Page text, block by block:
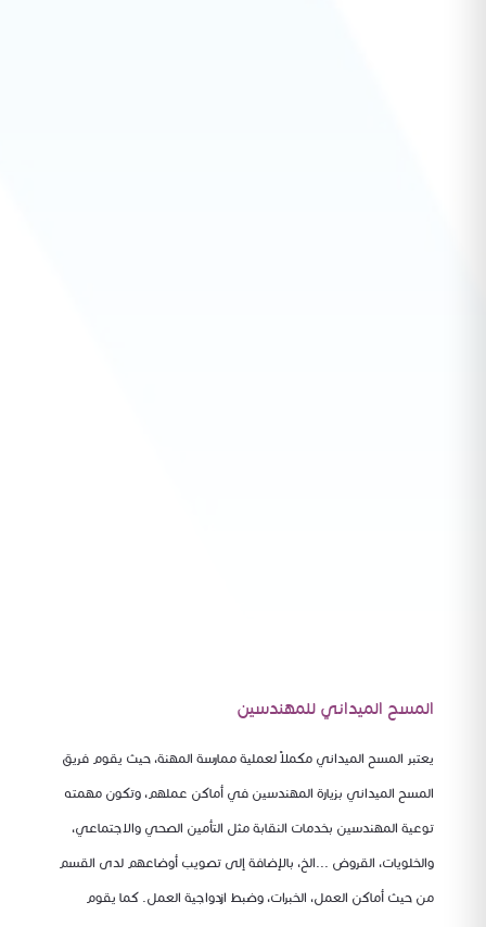
المسح الميداني للمهندسين
يعتبر المسح الميداني مكملاً لعملية ممارسة المهنة، حيث يقوم فريق
المسح الميداني بزيارة المهندسين في أماكن عملهم، وتكون مهمته
توعية المهندسين بخدمات النقابة مثل التأمين الصحي والاجتماعي،
والخلويات، القروض ...الخ، بالإضافة إلى تصويب أوضاعهم لدى القسم
من حيث أماكن العمل، الخبرات، وضبط ازدواجية العمل. كما يقوم